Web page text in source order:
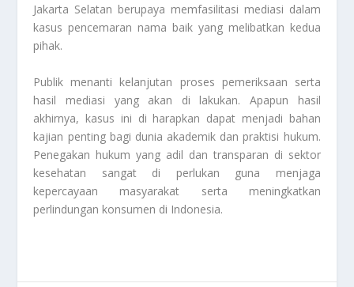
Jakarta Selatan berupaya memfasilitasi mediasi dalam
kasus pencemaran nama baik yang melibatkan kedua
pihak.
Publik menanti kelanjutan proses pemeriksaan serta
hasil mediasi yang akan di lakukan. Apapun hasil
akhirnya, kasus ini di harapkan dapat menjadi bahan
kajian penting bagi dunia akademik dan praktisi hukum.
Penegakan hukum yang adil dan transparan di sektor
kesehatan sangat di perlukan guna menjaga
kepercayaan masyarakat serta meningkatkan
perlindungan konsumen di Indonesia.